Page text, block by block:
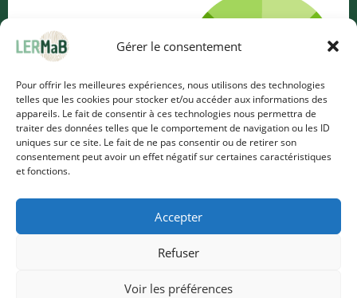
Gérer le consentement
Pour offrir les meilleures expériences, nous utilisons des technologies
telles que les cookies pour stocker et/ou accéder aux informations des
appareils. Le fait de consentir à ces technologies nous permettra de
traiter des données telles que le comportement de navigation ou les ID
uniques sur ce site. Le fait de ne pas consentir ou de retirer son
consentement peut avoir un effet négatif sur certaines caractéristiques
et fonctions.
Accepter
Refuser
Voir les préférences